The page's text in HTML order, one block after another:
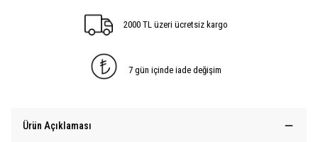
2000 TL üzeri ücretsiz kargo
7 gün içinde iade değişim
Ürün Açıklaması